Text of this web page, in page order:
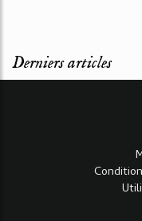
Derniers articles